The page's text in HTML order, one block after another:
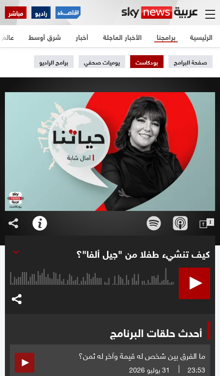
راديو مباشر
الرئيسية الأخبار العاجلة أخبار شرق أوسط عالم برامجنا
صفحة البرامج يوميات صحفي برامج الراديو بودكاست
كيف تنشيء طفلا من "جيل ألفا"؟
أحدث حلقات البرنامج
ما الفرق بين شخص له قيمة وآخر له ثمن؟
23:53 31 يوليو 2026